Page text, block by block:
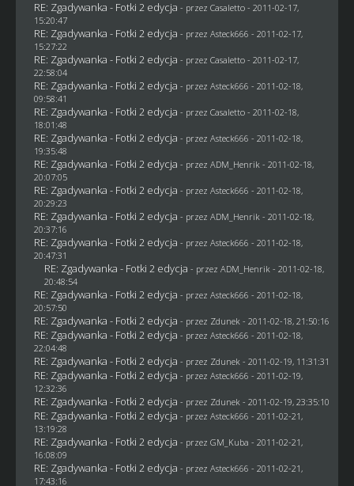
RE: Zgadywanka - Fotki 2 edycja - przez Casaletto- 2011-02-17,
15:20:47
RE: Zgadywanka - Fotki 2 edycja - przez Asteck666 - 2011-02-17,
15:27:22
RE: Zgadywanka - Fotki 2 edycja - przez Casaletto- 2011-02-17,
22:58:04
RE: Zgadywanka - Fotki 2 edycja - przez Asteck666 - 2011-02-18,
09:58:41
RE: Zgadywanka - Fotki 2 edycja - przez Casaletto- 2011-02-18,
18:01:48
RE: Zgadywanka - Fotki 2 edycja - przez Asteck666 - 2011-02-18,
19:35:48
RE: Zgadywanka - Fotki 2 edycja - przez ADM_Henrik - 2011-02-18,
20:07:05
RE: Zgadywanka - Fotki 2 edycja - przez Asteck666 - 2011-02-18,
20:29:23
RE: Zgadywanka - Fotki 2 edycja - przez ADM_Henrik - 2011-02-18,
20:37:16
RE: Zgadywanka - Fotki 2 edycja - przez Asteck666 - 2011-02-18,
20:47:31
RE: Zgadywanka - Fotki 2 edycja - przez ADM_Henrik - 2011-02-18,
20:48:54
RE: Zgadywanka - Fotki 2 edycja - przez Asteck666 - 2011-02-18,
20:57:50
RE: Zgadywanka - Fotki 2 edycja - przez Zdunek - 2011-02-18, 21:50:16
RE: Zgadywanka - Fotki 2 edycja - przez Asteck666 - 2011-02-18,
22:04:48
RE: Zgadywanka - Fotki 2 edycja - przez Zdunek - 2011-02-19, 11:31:31
RE: Zgadywanka - Fotki 2 edycja - przez Asteck666 - 2011-02-19,
12:32:36
RE: Zgadywanka - Fotki 2 edycja - przez Zdunek - 2011-02-19, 23:35:10
RE: Zgadywanka - Fotki 2 edycja - przez Asteck666 - 2011-02-21,
13:19:28
RE: Zgadywanka - Fotki 2 edycja - przez GM_Kuba - 2011-02-21,
16:08:09
RE: Zgadywanka - Fotki 2 edycja - przez Asteck666 - 2011-02-21,
17:43:16